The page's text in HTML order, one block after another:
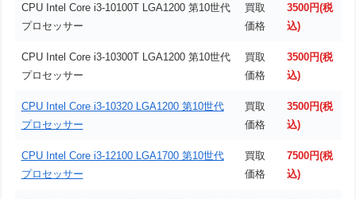
CPU Intel Core i3-10100T LGA1200 第10世代
プロセッサー
買取
価格
3500円(税
込)
CPU Intel Core i3-10300T LGA1200 第10世代
プロセッサー
買取
価格
3500円(税
込)
CPU Intel Core i3-10320 LGA1200 第10世代
プロセッサー
買取
価格
3500円(税
込)
CPU Intel Core i3-12100 LGA1700 第10世代
プロセッサー
買取
価格
7500円(税
込)